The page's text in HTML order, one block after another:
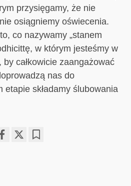
przysięgamy, że nie
osiągniemy oświecenia.
co nazywamy „stanem
w którym jesteśmy w
by całkowicie zaangażować
nas do
etapie składamy ślubowania